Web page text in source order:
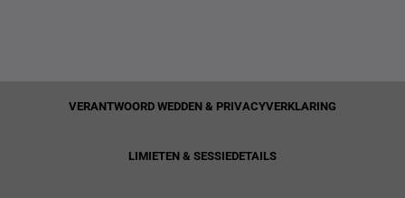
VERANTWOORD WEDDEN & PRIVACYVERKLARING
LIMIETEN & SESSIEDETAILS